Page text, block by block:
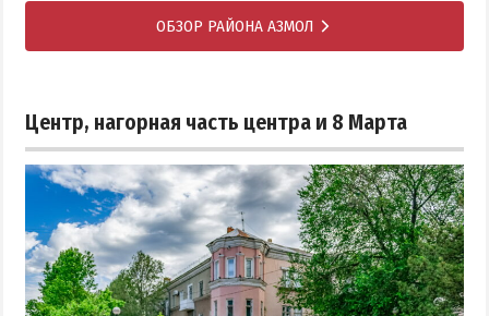
ОБЗОР РАЙОНА АЗМОЛ
Центр, нагорная часть центра и 8 Марта